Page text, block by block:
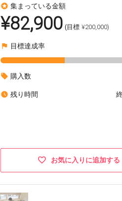
stars 集まっている金額
¥82,900 (目標 ¥200,000)
flag 目標達成率
local_offer 購入数
watch_later 残り時間
お気に入りに追加する